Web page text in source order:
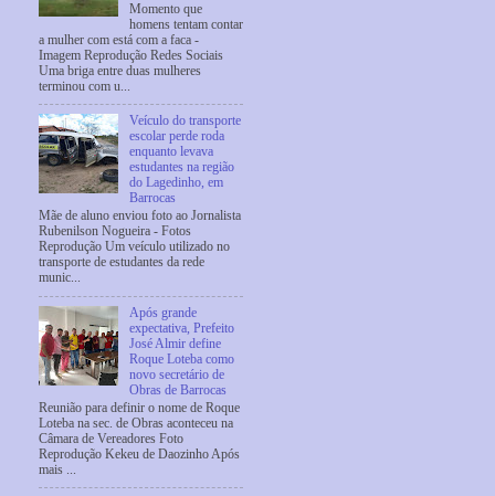
Momento que
homens tentam contar
a mulher com está com a faca -
Imagem Reprodução Redes Sociais
Uma briga entre duas mulheres
terminou com u...
Veículo do transporte
escolar perde roda
enquanto levava
estudantes na região
do Lagedinho, em
Barrocas
Mãe de aluno enviou foto ao Jornalista
Rubenilson Nogueira - Fotos
Reprodução Um veículo utilizado no
transporte de estudantes da rede
munic...
Após grande
expectativa, Prefeito
José Almir define
Roque Loteba como
novo secretário de
Obras de Barrocas
Reunião para definir o nome de Roque
Loteba na sec. de Obras aconteceu na
Câmara de Vereadores Foto
Reprodução Kekeu de Daozinho Após
mais ...